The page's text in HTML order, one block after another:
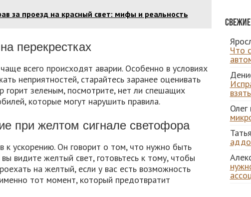
за проезд на красный свет: мифы и реальность
перекрестках
всего происходят аварии. Особенно в условиях
неприятностей, старайтесь заранее оценивать
горит зеленым, посмотрите, нет ли спешащих
которые могут нарушить правила.
при желтом сигнале светофора
к ускорению. Он говорит о том, что нужно быть
видите желтый свет, готовьтесь к тому, чтобы
на желтый, если у вас есть возможность
тот момент, который предотвратит
Что
Олег